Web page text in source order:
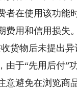
者在使用该功能
费用和信用损失
货物后未提出
由于“先用后付”
意避免在浏览商